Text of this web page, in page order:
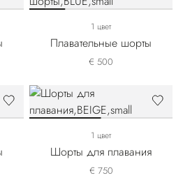
1 цвет
Плавательные шорты
€ 500
1 цвет
Шорты для плавания
€ 750